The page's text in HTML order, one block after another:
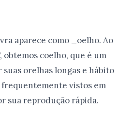
aparece como _oelho. Ao
coelho, que é um
orelhas longas e hábito
frequentemente vistos em
sua reprodução rápida.